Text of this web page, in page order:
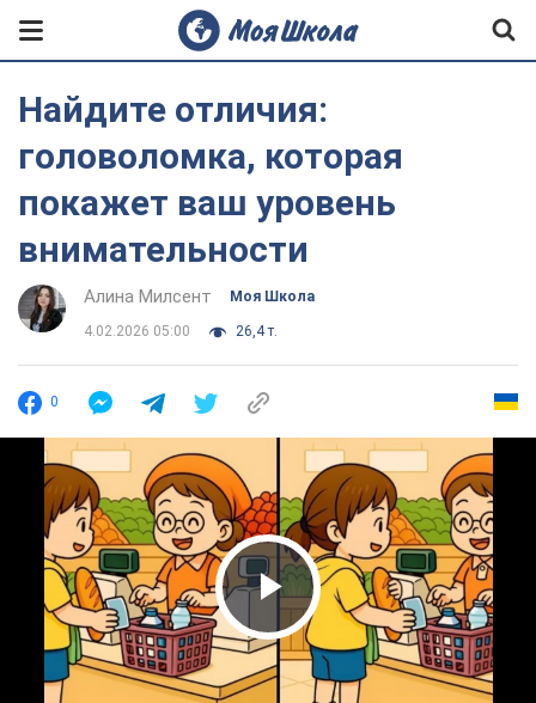
Найдите отличия:
головоломка, которая
покажет ваш уровень
внимательности
Алина Милсент Моя Школа
4.02.2026 05:00 26,4 т.
0
Play Video